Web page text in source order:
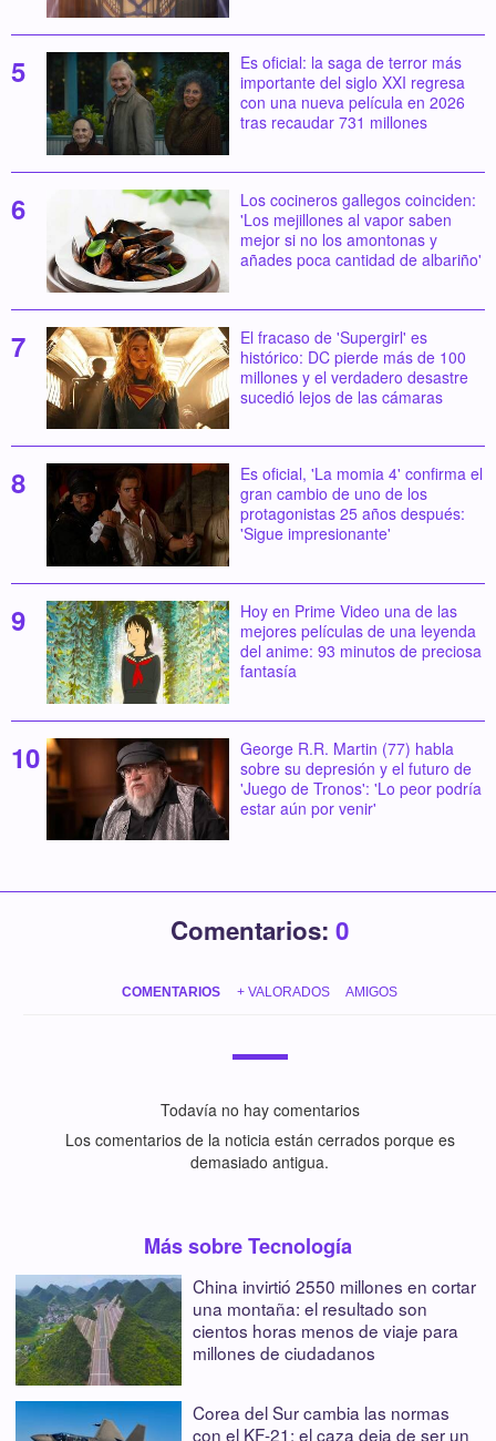
Es oficial: la saga de terror más
importante del siglo XXI regresa
con una nueva película en 2026
tras recaudar 731 millones
Los cocineros gallegos coinciden:
'Los mejillones al vapor saben
mejor si no los amontonas y
añades poca cantidad de albariño'
El fracaso de 'Supergirl' es
histórico: DC pierde más de 100
millones y el verdadero desastre
sucedió lejos de las cámaras
Es oficial, 'La momia 4' confirma el
gran cambio de uno de los
protagonistas 25 años después:
'Sigue impresionante'
Hoy en Prime Video una de las
mejores películas de una leyenda
del anime: 93 minutos de preciosa
fantasía
George R.R. Martin (77) habla
sobre su depresión y el futuro de
'Juego de Tronos': 'Lo peor podría
estar aún por venir'
Comentarios: 0
COMENTARIOS + VALORADOS AMIGOS
Todavía no hay comentarios
Los comentarios de la noticia están cerrados porque es
demasiado antigua.
Más sobre Tecnología
China invirtió 2550 millones en cortar
una montaña: el resultado son
cientos horas menos de viaje para
millones de ciudadanos
Corea del Sur cambia las normas
con el KF-21: el caza deja de ser un